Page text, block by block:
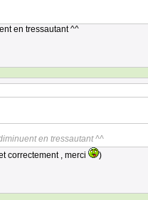
en tressautant ^^
en tressautant ^^
correctement , merci
)